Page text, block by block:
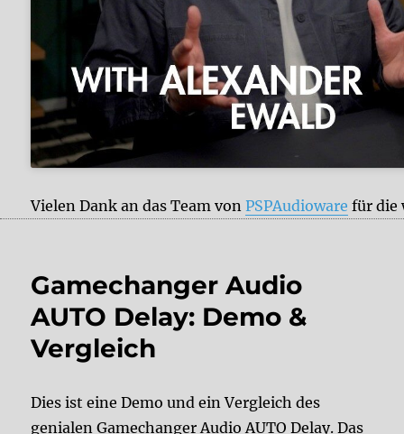
Vielen Dank an das Team vonPSPAudioware für die
Gamechanger Audio
AUTO Delay: Demo &
Vergleich
Dies ist eine Demo und ein Vergleich des
genialen Gamechanger Audio AUTO Delay. Das